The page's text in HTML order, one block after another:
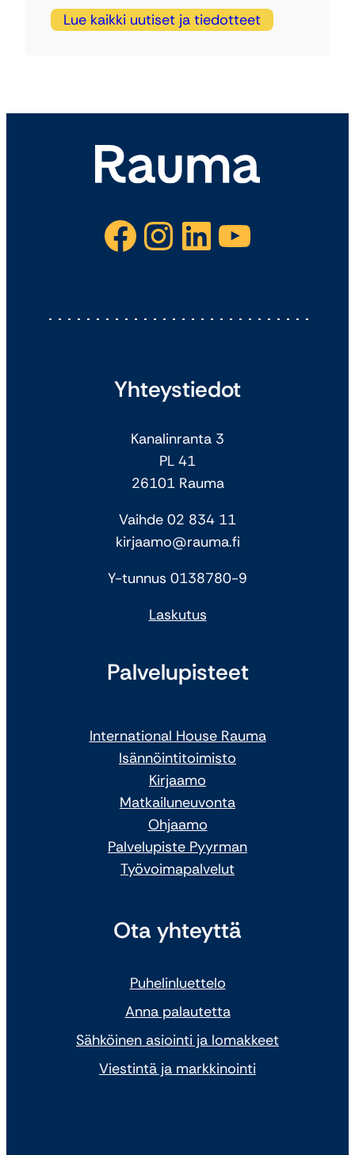
Lue kaikki uutiset ja tiedotteet
Facebook Instagram LinkedIn YouTube
Yhteystiedot
Kanalinranta 3
PL 41
26101 Rauma
Vaihde 02 834 11
kirjaamo@rauma.fi
Y-tunnus 0138780-9
Laskutus
Palvelupisteet
International House Rauma
Isännöintitoimisto
Kirjaamo
Matkailuneuvonta
Ohjaamo
Palvelupiste Pyyrman
Työvoimapalvelut
Ota yhteyttä
Puhelinluettelo
Anna palautetta
Sähköinen asiointi ja lomakkeet
Viestintä ja markkinointi